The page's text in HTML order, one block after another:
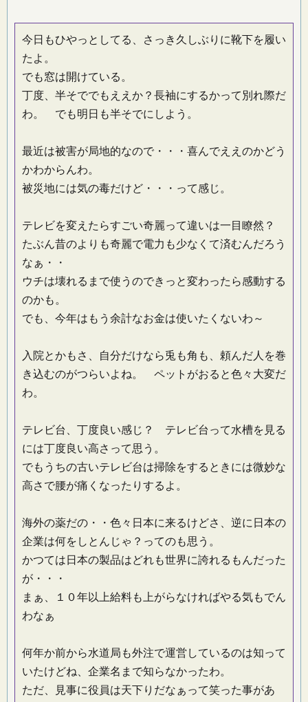
今日もひやっとしてる、さっき久しぶりに靴下を履い
たよ。
でも窓は開けている。
丁度、半そででもええか？長袖にするかって別れ際だ
わ。 でも明日も半そでにしよう。
最近は被害が局地的なので・・・喜んでええのかどう
かわからんわ。
被災地には気の毒だけど・・・って感じ。
テレビを変えたらすごい奇麗って違いは一目瞭然？
たぶん昔のよりも奇麗で電力も少なくて済むんだろう
なぁ・・
ウチは壊れるまで使うのできっと変わったら感動する
のかも。
でも、今年はもう余計なお金は使いたくないわ～
入院とかもさ、自分だけなら兎も角も、頼んだ人を巻
き込むのがつらいよね。 ペットがおると色々大変だ
わ。
テレビ台、丁度良い感じ？ テレビ台って水槽を見る
には丁度良い高さって思う。
でもうちの古いテレビ台は掃除をするときには微妙な
高さで腰が痛くなったりするよ。
海外の薬だの・・色々日本に来るけどさ、逆に日本の
企業は何をしとんじゃ？ってのも思う。
かつては日本の製品はどれも世界に誇れるもんだった
が・・・
まぁ、１０年以上給料も上がらなければやる気もでん
わなぁ
何年か前から水道局も外注で運営しているのは知って
いたけどね、企業名まで知らなかったわ。
ただ、見事に役員は天下りだなぁって笑った事があ